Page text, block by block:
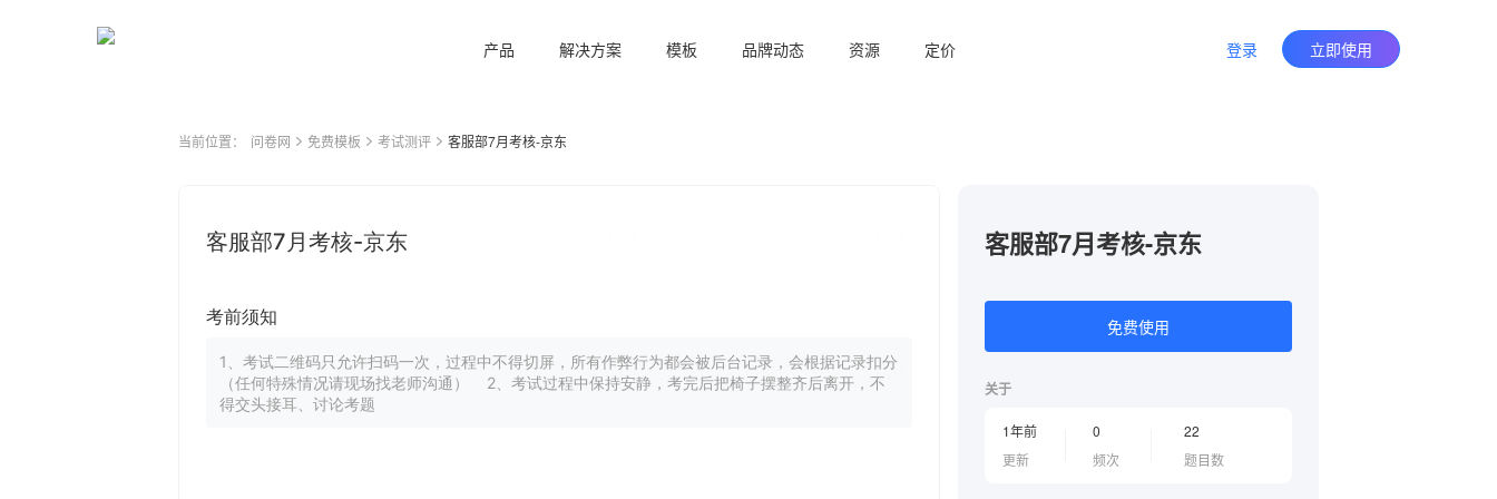
产品 解决方案 模板 品牌动态 资源 定价 登录 立即使用
当前位置： 问卷网 免费模板 考试测评 客服部7月考核-京东
客服部7月考核-京东
免费使用
关于
1年前
更新
0
频次
22
题目数